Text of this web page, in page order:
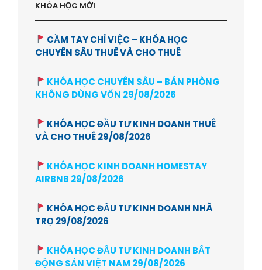
KHÓA HỌC MỚI
CẦM TAY CHỈ VIỆC – KHÓA HỌC
CHUYÊN SÂU THUÊ VÀ CHO THUÊ
KHÓA HỌC CHUYÊN SÂU – BÁN PHÒNG
KHÔNG DÙNG VỐN 29/08/2026
KHÓA HỌC ĐẦU TƯ KINH DOANH THUÊ
VÀ CHO THUÊ 29/08/2026
KHÓA HỌC KINH DOANH HOMESTAY
AIRBNB 29/08/2026
KHÓA HỌC ĐẦU TƯ KINH DOANH NHÀ
TRỌ 29/08/2026
KHÓA HỌC ĐẦU TƯ KINH DOANH BẤT
ĐỘNG SẢN VIỆT NAM 29/08/2026